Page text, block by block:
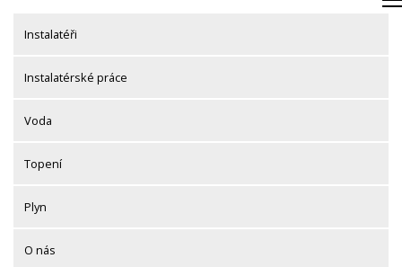
contentInstalatéři
Instalatérské práce
Voda
Topení
Plyn
O nás